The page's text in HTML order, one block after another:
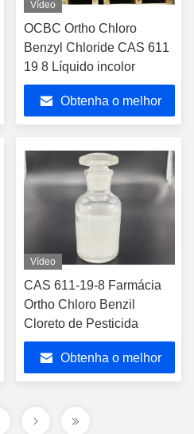
Vídeo
OCBC Ortho Chloro
Benzyl Chloride CAS 611
19 8 Líquido incolor
Obtenha o melhor
Vídeo
CAS 611-19-8 Farmácia
Ortho Chloro Benzil
Cloreto de Pesticida
Obtenha o melhor